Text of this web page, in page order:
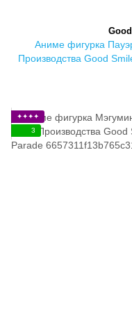
Аниме фигурка
Производства Good
✦✦✦✦
3